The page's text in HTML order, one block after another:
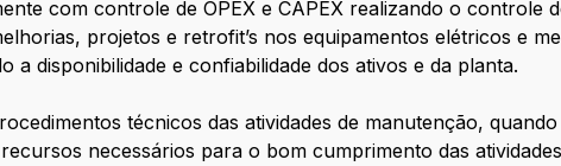
com controle de OPEX e CAPEX realizando o controle
projetose retrofit’s nos equipamentos elétricos e
a disponibilidade e confiabilidade dos ativos e da planta.
técnicos das atividades de manutenção,
necessários para o bom cumprimento das